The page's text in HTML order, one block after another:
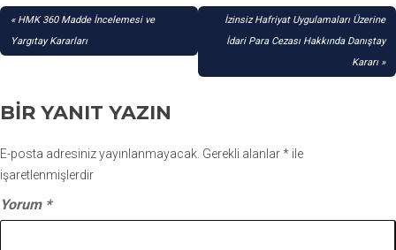
YAZI
GEZINMESI
HMK 360 Madde İncelemesi ve
Yargıtay Kararları
İzinsiz Hafriyat Uygulamaları Üzerine
İdari Para Cezası Hakkında Danıştay
Kararı
BIR YANIT YAZIN
E-posta adresiniz yayınlanmayacak. Gerekli alanlar* ile
işaretlenmişlerdir
Yorum *